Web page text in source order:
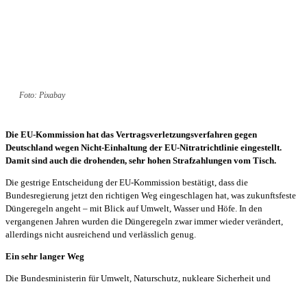
Foto: Pixabay
Die EU-Kommission hat das Vertragsverletzungsverfahren gegen
Deutschland wegen Nicht-Einhaltung der EU-Nitratrichtlinie eingestellt.
Damit sind auch die drohenden, sehr hohen Strafzahlungen vom Tisch.
Die gestrige Entscheidung der EU-Kommission bestätigt, dass die
Bundesregierung jetzt den richtigen Weg eingeschlagen hat, was zukunftsfeste
Düngeregeln angeht – mit Blick auf Umwelt, Wasser und Höfe. In den
vergangenen Jahren wurden die Düngeregeln zwar immer wieder verändert,
allerdings nicht ausreichend und verlässlich genug.
Ein sehr langer Weg
Die Bundesministerin für Umwelt, Naturschutz, nukleare Sicherheit und